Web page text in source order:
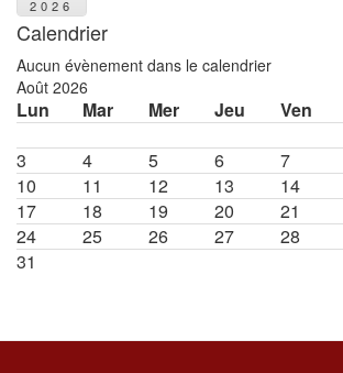
2026
Calendrier
Aucun évènement dans le calendrier
Août 2026
Lun Mar Mer Jeu Ven
3
4 5 6 7
10
11 12 13 14
17
18 19 20 21
24
25 26 27 28
31